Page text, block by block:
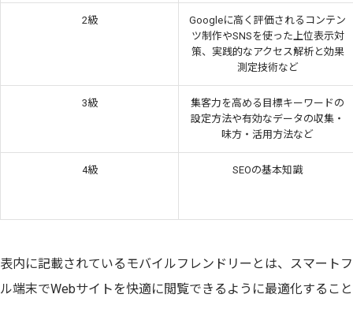
2級
Googleに高く評価されるコンテン
ツ制作やSNSを使った上位表示対
策、実践的なアクセス解析と効果
測定技術など
3級
集客力を高める目標キーワードの
設定方法や有効なデータの収集・
味方・活用方法など
4級 SEOの基本知識
表内に記載されているモバイルフレンドリーとは、スマート
ル端末でWebサイトを快適に閲覧できるように最適化するこ